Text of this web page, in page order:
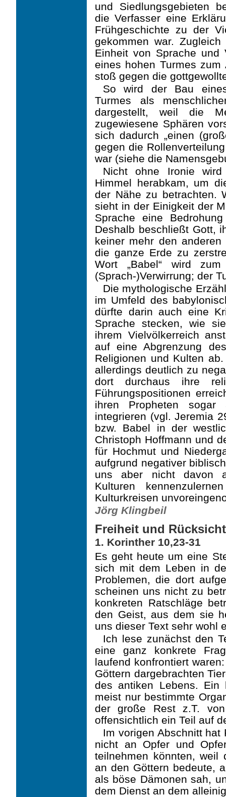
und Siedlungsgebieten
die Verfas­ser eine
Frühgeschichte zu der
gekommen war.
Einheit von Sprache
eines hohen Turmes
stoß gegen die
So wird der Bau
Turmes als
dargestellt, weil die
zugewiesene Sphären
sich dadurch „einen
gegen die
war (siehe die
Nicht ohne Ironie
Himmel herabkam, um
der Nähe zu betrachten.
sieht in der Einigkeit der
Sprache eine
Deshalb beschließt Gott,
keiner mehr den
die ganze Erde zu
Wort „Babel“ wird
(Sprach-)Verwirrung; der
Die mythologische
im Umfeld des
dürfte darin auch eine
Sprache stecken, wie
ihrem Vielvölkerreich
auf eine Abgrenzung
Religionen und Kulten
allerdings deutlich zu
dort durchaus ihre
Führungspositionen
ihren Propheten
integrieren (vgl. Jeremia
bzw. Babel in der
Christoph Hoffmann und
für Hochmut und
aufgrund negativer
uns aber nicht davon
Kulturen
Kulturkreisen
Jörg Klingbeil
Freiheit und
1. Korinther 10,23-31
Es geht heute um eine
sich mit dem Leben in
Problemen, die dort
schei­nen uns nicht zu
konkreten Ratschläge
den Geist, aus dem sie
uns dieser Text sehr wohl
Ich lese zunächst den
eine ganz konkrete
laufend konfrontiert
Göttern dargebrachten
des antiken Lebens. Ein
meist nur bestimmte
der große Rest z.T.
offensichtlich ein Teil auf
Im vorigen Abschnitt
nicht an Opfer und
teilnehmen könnten, weil
an den Göttern bedeute,
als böse Dämonen sah,
dem Dienst an dem